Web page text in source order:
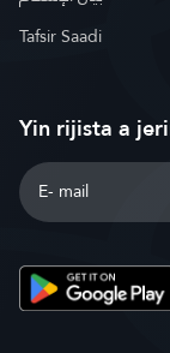
Tafsir Saadi
Yin rijista a